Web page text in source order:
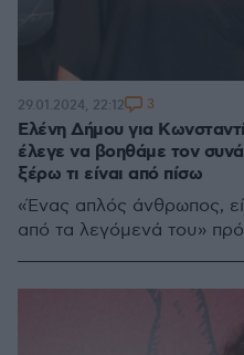
Ελένη Δήμου για
έλεγε να βοηθάμε τον
ξέρω τι είναι από πίσω
«Ένας απλός άνθρωπος,
από τα λεγόμενά του»
29.01.2024, 22:12 3